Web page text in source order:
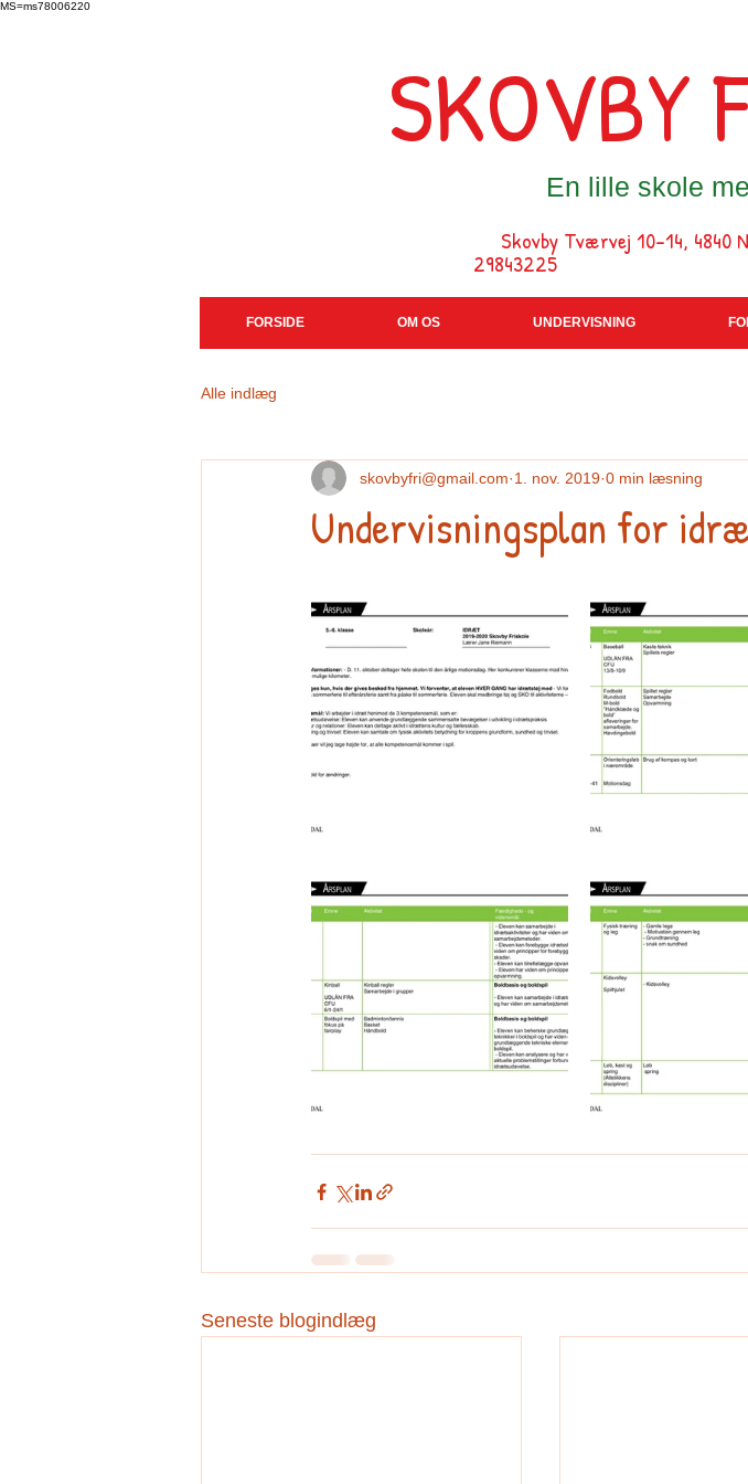
MS=ms78006220
SKOVBY
En lille skole
Skovby Tværvej 10-14,
29843225
FORSIDE OM OS UNDERVISNING
Alle indlæg
Undervisningsplan for
skovbyfri@gmail.com 1. nov. 2019 0 min læsning
Seneste blogindlæg